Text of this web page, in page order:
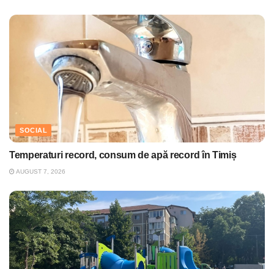
SOCIAL
Temperaturi record, consum de apă record în Timiș
AUGUST 7, 2026